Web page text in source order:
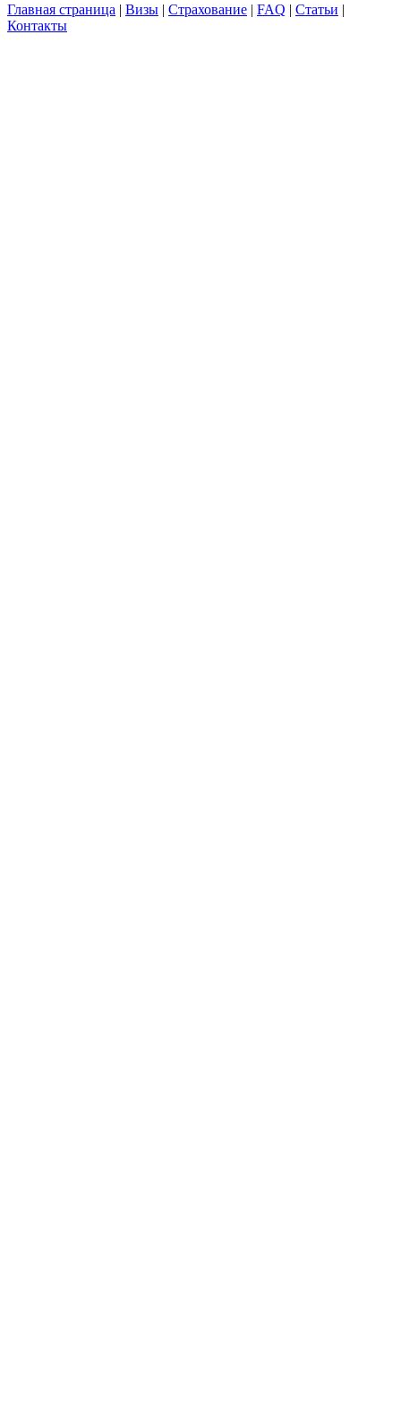
Главная страница | Визы | Страхование | FAQ | Статьи |
Контакты